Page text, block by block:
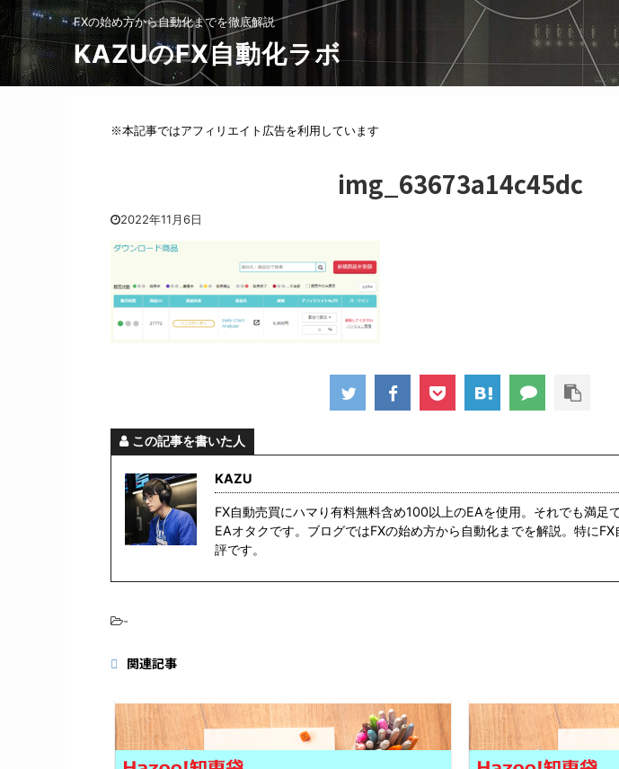
FXの始め方から自動化までを徹底解説
KAZUのFX自動化ラボ
※本記事ではアフィリエイト広告を利用しています
img_63673a14c45dc
2022年11月6日
この記事を書いた人
KAZU
FX自動売買にハマり有料無料含め100以上のEAを使用。それでも満足
EAオタクです。ブログではFXの始め方から自動化までを解説。特に
評です。
-
関連記事